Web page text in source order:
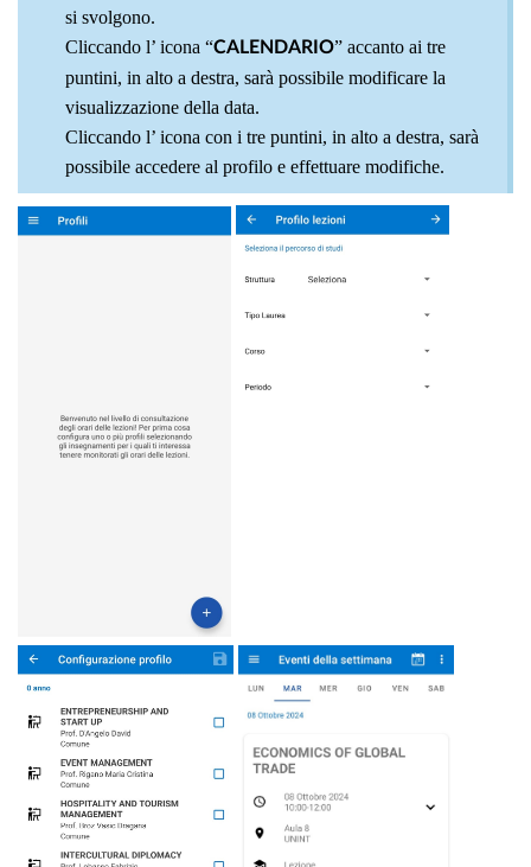
si svolgono.
Cliccando l’ icona “CALENDARIO” accanto ai tre
puntini, in alto a destra, sarà possibile modificare la
visualizzazione della data.
Cliccando l’ icona con i tre puntini, in alto a destra, sarà
possibile accedere al profilo e effettuare modifiche.